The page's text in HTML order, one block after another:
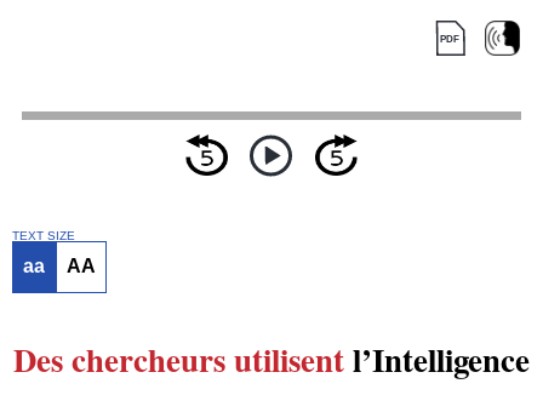
TEXT SIZE
aa AA
Des chercheursutilisentl’Intelligence